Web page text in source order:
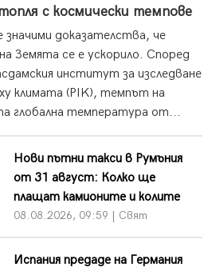
с космически темпове
доказателства, че
Земята се е ускорило. Според
институт за изследване
климата (PIK), темпът на
глобална температура от...
Нови пътни такси в Румъния
от 31 август: Колко ще
плащат камионите и колите
08.08.2026, 09:59 | Свят
Испания предаде на Германия